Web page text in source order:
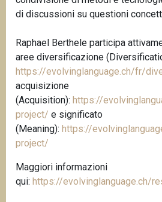
di discussioni su questioni
Raphael Berthele participa
aree diversificazione
https://evolvinglanguage.ch/fr/
acquisizione
(Acquisition): https://
project/ e significato
(Meaning): https://
project/
Maggiori informazioni
qui: https://evolvinglanguage.ch/